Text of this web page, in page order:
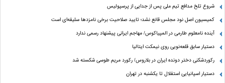
شروع تلخ مدافع تیم ملی پس از جدایی از پرسپولیس
کمیسیون اصل نود مجلس قانع نشد؛ تایید صلاحیت برخی نامزدها سلیقه‌ای است
آینده نامعلوم طارمی در المپیاکوس/ مهاجم ایرانی پیشنهاد رسمی ندارد
دستیار سابق قلعه‌نویی روی نیمکت ایتالیا
رکوردشکنی دختر دونده ایران در بلاروس/ رکورد مریم طوسی شکسته شد
دستیار اسپانیایی استقلال تا یکشنبه در تهران